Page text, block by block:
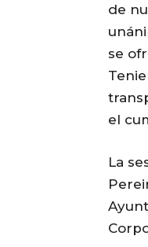
de
se
el
La